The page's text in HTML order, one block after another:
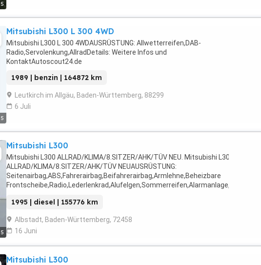
5
5
Mitsubishi L300 L 300 4WD
Mitsubishi L300 L 300 4WDAUSRÜSTUNG: Allwetterreifen,DAB-
Radio,Servolenkung,AllradDetails: Weitere Infos und
KontaktAutoscout24.de
1989 | benzin | 164872 km
Leutkirch im Allgäu, Baden-Württemberg, 88299
6 Juli
5
Mitsubishi L300
Mitsubishi L300 ALLRAD/KLIMA/8.SITZER/AHK/TÜV NEU. Mitsubishi L300
ALLRAD/KLIMA/8.SITZER/AHK/TÜV NEUAUSRÜSTUNG:
Seitenairbag,ABS,Fahrerairbag,Beifahrerairbag,Armlehne,Beheizbare
Frontscheibe,Radio,Lederlenkrad,Alufelgen,Sommerreifen,Alarmanlage,Schiebetür
1995 | diesel | 155776 km
Albstadt, Baden-Württemberg, 72458
16 Juni
Mitsubishi L300